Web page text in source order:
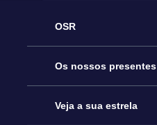
OSR
Serviço
Contactos
Os nossos presentes
Prenda Star Online
Veja a sua estrela